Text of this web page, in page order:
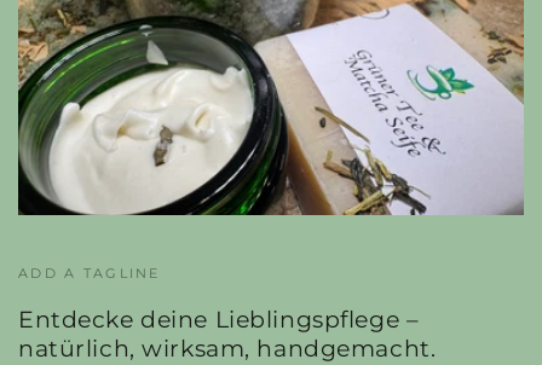
ADD A TAGLINE
Entdecke deine Lieblingspflege –
natürlich, wirksam, handgemacht.